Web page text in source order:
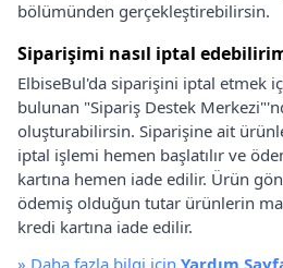
bölümünden gerçekleştirebilirsin.
Siparişimi nasıl iptal
ElbiseBul'da siparişini iptal etmek
bulunan "Sipariş Destek
oluşturabilirsin. Siparişine ait
iptal işlemi hemen başlatılır ve
kartına hemen iade edilir. Ürün
ödemiş olduğun tutar ürünlerin
kredi kartına iade edilir.
» Daha fazla bilgi için Yardım